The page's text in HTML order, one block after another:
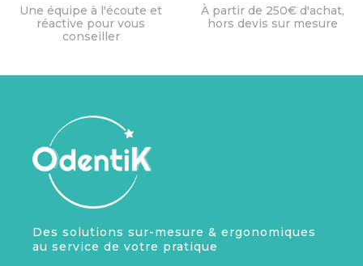
Une équipe à l'écoute et
réactive pour vous
conseiller
À partir de 250€ d'achat,
hors devis sur mesure
Des solutions sur-mesure & ergonomiques
au service de votre pratique